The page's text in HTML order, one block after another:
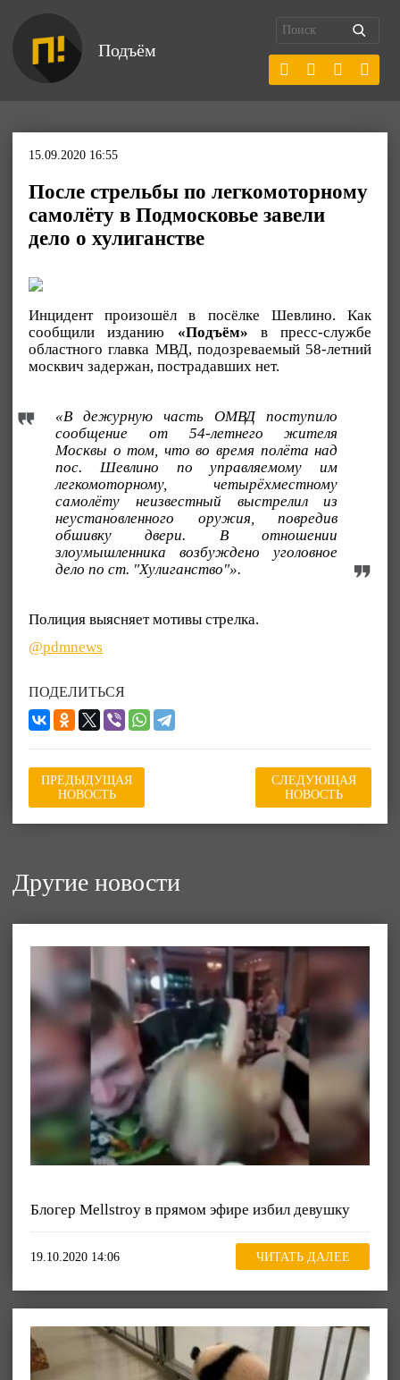
Подъём
15.09.2020 16:55
После стрельбы по легкомоторному
самолёту в Подмосковье завели
дело о хулиганстве
Инцидент произошёл в посёлке Шевлино. Как
сообщили изданию «Подъём» в пресс-службе
областного главка МВД, подозреваемый 58-летний
москвич задержан, пострадавших нет.
«В дежурную часть ОМВД поступило
сообщение от 54-летнего жителя
Москвы о том, что во время полёта над
пос. Шевлино по управляемому им
легкомоторному, четырёхместному
самолёту неизвестный выстрелил из
неустановленного оружия, повредив
обшивку двери. В отношении
злоумышленника возбуждено уголовное
дело по ст. "Хулиганство"».
Полиция выясняет мотивы стрелка.
@pdmnews
ПОДЕЛИТЬСЯ
ПРЕДЫДУЩАЯ
НОВОСТЬ
СЛЕДУЮЩАЯ
НОВОСТЬ
Другие новости
Блогер Mellstroy в прямом эфире избил девушку
19.10.2020 14:06 ЧИТАТЬ ДАЛЕЕ